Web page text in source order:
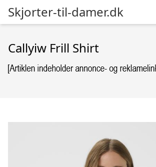
Skjorter-til-damer.dk
Callyiw Frill Shirt